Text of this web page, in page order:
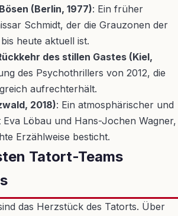
(Berlin, 1977): Ein früher
Schmidt, der die Grauzonen der
heute aktuell ist.
des stillen Gastes (Kiel,
des Psychothrillers von 2012, die
aufrechterhält.
2018): Ein atmosphärischer und
Eva Löbau und Hans-Jochen Wagner,
Erzählweise besticht.
Tatort-Teams
das Herzstück des Tatorts. Über